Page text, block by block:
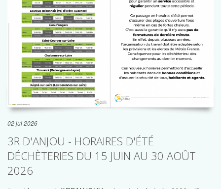
02 jui 2026
3R D'ANJOU - HORAIRES D'ÉTÉ
DÉCHÈTERIES DU 15 JUIN AU 30 AOÛT
2026